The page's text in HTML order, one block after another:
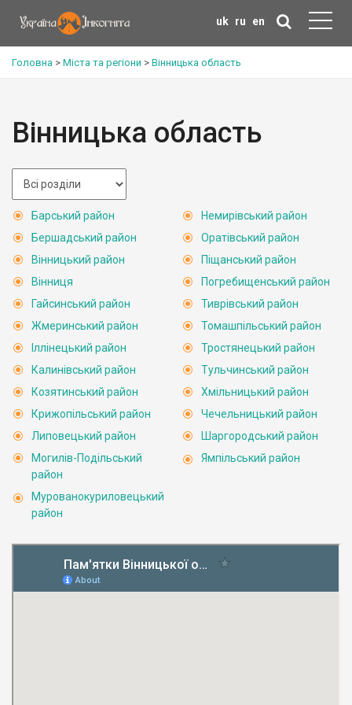
uk ru en
Головна > Міста та регіони > Вінницька область
Вінницька область
Барський район
Бершадський район
Вінницький район
Вінниця
Гайсинський район
Жмеринський район
Іллінецький район
Калинівський район
Козятинський район
Крижопільський район
Липовецький район
Могилів-Подільський
район
Мурованокуриловецький
район
Немирівський район
Оратівський район
Піщанський район
Погребищенський район
Тиврівський район
Томашпільський район
Тростянецький район
Тульчинський район
Хмільницький район
Чечельницький район
Шаргородський район
Ямпільський район